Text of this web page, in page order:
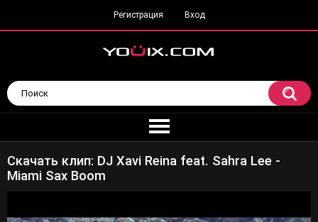
Регистрация Вход
Скачать клип: DJ Xavi Reina feat. Sahra Lee -
Miami Sax Boom